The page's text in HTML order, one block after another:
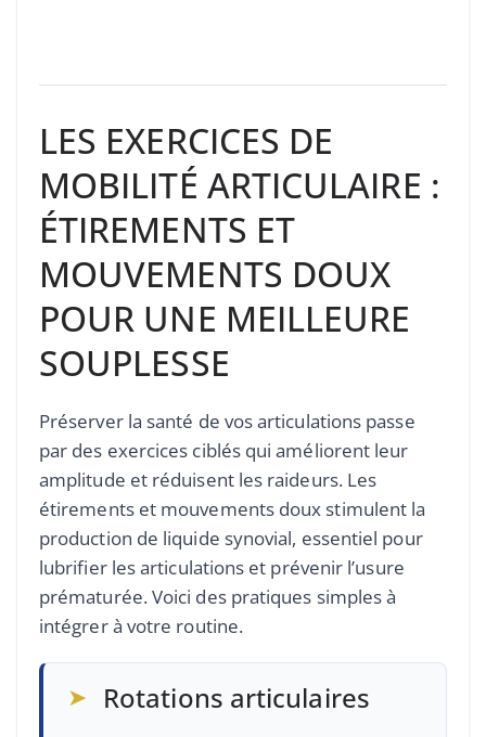
LES EXERCICES DE
MOBILITÉ ARTICULAIRE :
ÉTIREMENTS ET
MOUVEMENTS DOUX
POUR UNE MEILLEURE
SOUPLESSE
Préserver la santé de vos articulations passe
par des exercices ciblés qui améliorent leur
amplitude et réduisent les raideurs. Les
étirements et mouvements doux stimulent la
production de liquide synovial, essentiel pour
lubrifier les articulations et prévenir l’usure
prématurée. Voici des pratiques simples à
intégrer à votre routine.
➤ Rotations articulaires